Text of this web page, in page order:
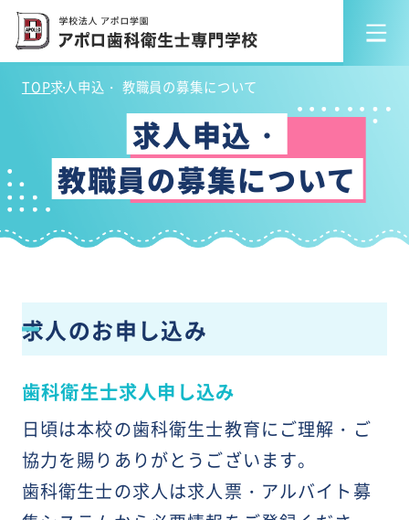
TOP求人申込・ 教職員の募集について
求人申込・
教職員の募集について
求人のお申し込み
歯科衛生士求人申し込み
日頃は本校の歯科衛生士教育にご理解・ご
協力を賜りありがとうございます。
歯科衛生士の求人は求人票・アルバイト募